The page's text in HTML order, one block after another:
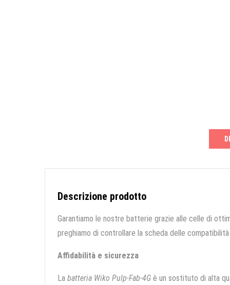
Descrizione prodotto
Garantiamo le nostre batterie grazie alle celle di
preghiamo di controllare la scheda delle
Affidabilità e sicurezza
La batteria Wiko Pulp-Fab-4G è un sostituto di alta